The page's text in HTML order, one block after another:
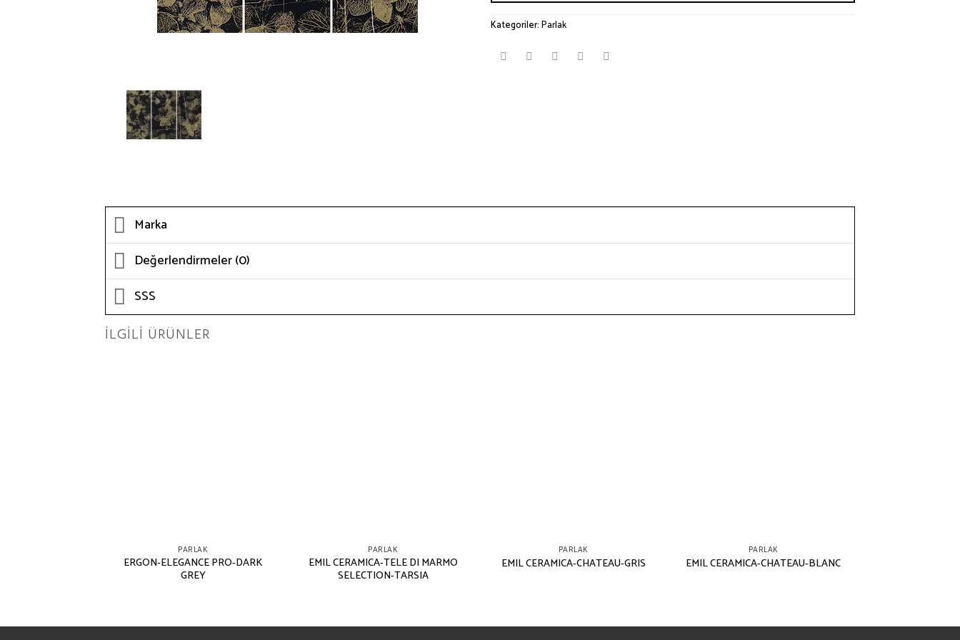
Kategoriler:Parlak
Marka
Değerlendirmeler (0)
SSS
İLGILI ÜRÜNLER
PARLAK
ERGON-ELEGANCE PRO-DARK
GREY
PARLAK
EMIL CERAMICA-TELE DI MARMO
SELECTION-TARSIA
PARLAK
EMIL CERAMICA-CHATEAU-GRIS
PARLAK
EMIL CERAMICA-CHATEAU-BLANC